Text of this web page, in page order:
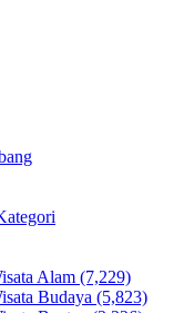
Alam (7,229)
Budaya (5,823)